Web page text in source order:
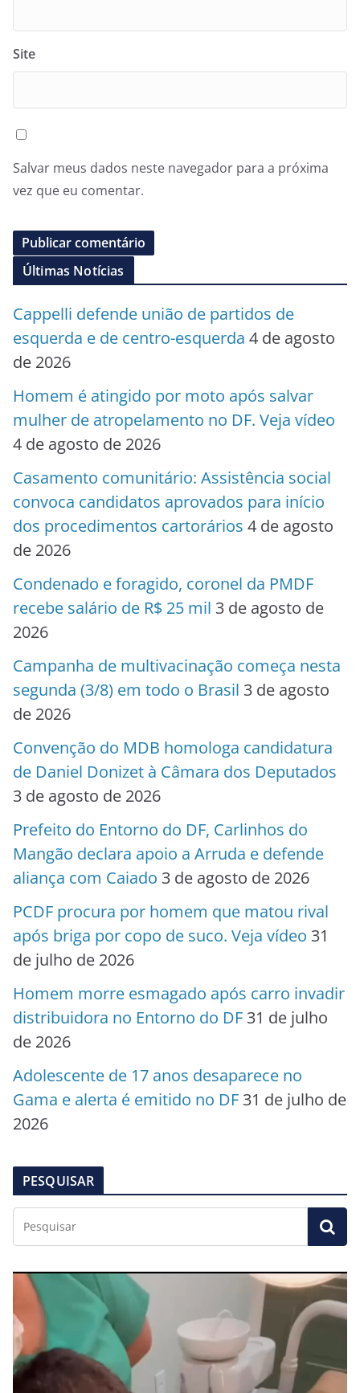
Site
Salvar meus dados neste navegador para a próxima
vez que eu comentar.
Últimas Notícias
Cappelli defende união de partidos de
esquerda e de centro-esquerda 4 de agosto
de 2026
Homem é atingido por moto após salvar
mulher de atropelamento no DF. Veja vídeo
4 de agosto de 2026
Casamento comunitário: Assistência social
convoca candidatos aprovados para início
dos procedimentos cartorários 4 de agosto
de 2026
Condenado e foragido, coronel da PMDF
recebe salário de R$ 25 mil 3 de agosto de
2026
Campanha de multivacinação começa nesta
segunda (3/8) em todo o Brasil 3 de agosto
de 2026
Convenção do MDB homologa candidatura
de Daniel Donizet à Câmara dos Deputados
3 de agosto de 2026
Prefeito do Entorno do DF, Carlinhos do
Mangão declara apoio a Arruda e defende
aliança com Caiado 3 de agosto de 2026
PCDF procura por homem que matou rival
após briga por copo de suco. Veja vídeo 31
de julho de 2026
Homem morre esmagado após carro invadir
distribuidora no Entorno do DF 31 de julho
de 2026
Adolescente de 17 anos desaparece no
Gama e alerta é emitido no DF 31 de julho de
2026
PESQUISAR